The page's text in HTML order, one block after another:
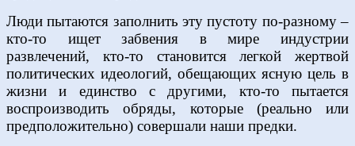
Люди пытаются заполнить эту пустоту по-разному –
кто-то ищет забвения в мире индустрии
развлечений, кто-то становится легкой жертвой
политических идеологий, обещающих ясную цель в
жизни и единство с другими, кто-то пытается
воспроизводить обряды, которые (реально или
предположительно) совершали наши предки.